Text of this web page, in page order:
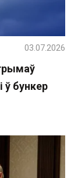
ў бункер
03.07.2026